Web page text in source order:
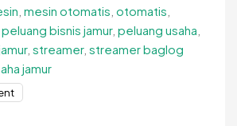
mesin otomatis otomatis
peluang bisnis jamur, peluang usaha
, streamer, streamer baglog
jamur
on